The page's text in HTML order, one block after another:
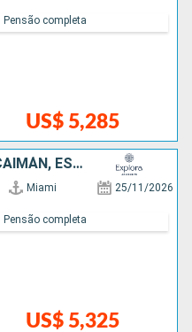
US$ 5,285
Pensão completa
ARUBA, COLOMBIA, ISLAS CAIMÁN, ESTADOS UNIDOS
Miami 25/11/2026
US$ 5,325
Pensão completa